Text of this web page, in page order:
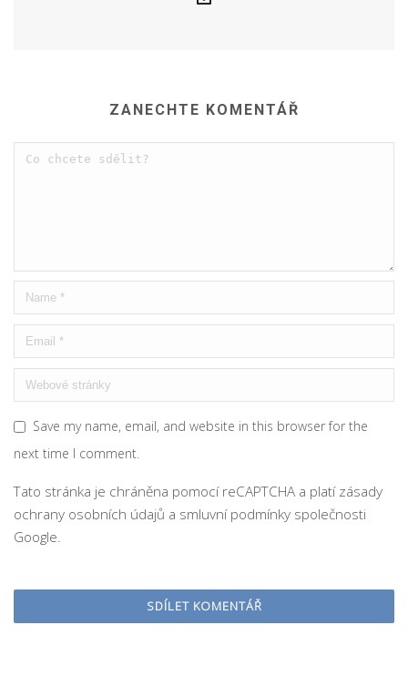
ZANECHTE KOMENTÁŘ
Save my name, email, and website in this browser for the
next time I comment.
Tato stránka je chráněna pomocí reCAPTCHA a platí zásady
ochrany osobních údajů a smluvní podmínky společnosti
Google.